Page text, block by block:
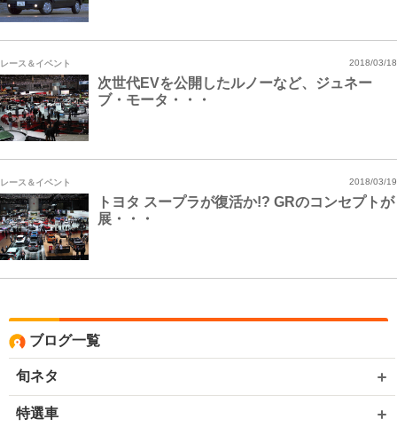
レース＆イベント
次世代EVを公開したルノーなど、ジュネー
ブ・モータ・・・
2018/03/18
レース＆イベント
トヨタ スープラが復活か!? GRのコンセプトが
展・・・
2018/03/19
ブログ一覧
旬ネタ
特選車